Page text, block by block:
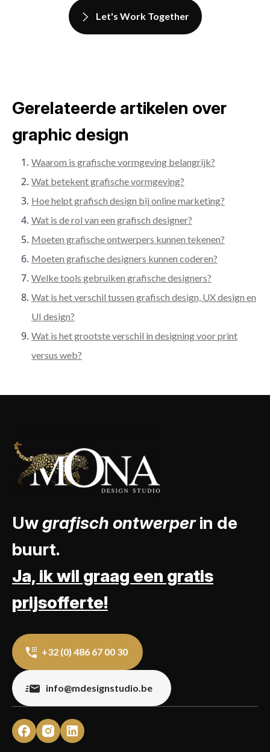
Let's Work Together
Gerelateerde artikelen over
graphic design
Waarom is grafische vormgeving belangrijk?
Wat betekent grafische vormgeving?
Hoe helpt grafisch design bij online marketing?
Wat is de rol van een grafisch designer?
Moeten grafische ontwerpers kunnen tekenen?
Moeten grafische designers kunnen coderen?
Welke tools gebruiken grafische designers?
Wat is het verschil tussen grafisch design, UX design en
UI design?
Wat is het grootste verschil in designing voor print
versus web?
Uwgrafisch ontwerperin de
buurt.
Ja, ik wil graag een gratis
prijsofferte!
+32 (0) 486 67 00 30
info@mdesignstudio.be